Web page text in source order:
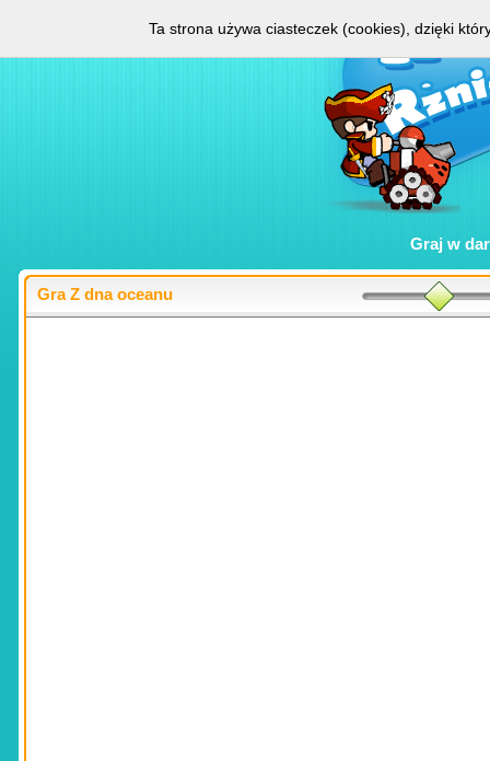
Graj w
Gra Z dna oceanu
Ta strona używa ciasteczek (cookies), dzięki